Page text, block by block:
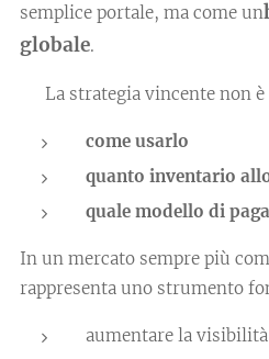
semplice portale, ma come un
globale.
👉 La strategia vincente non
come usarlo
quanto inventario
quale modello di
In un mercato sempre più
rappresenta uno strumento
aumentare la visibilità